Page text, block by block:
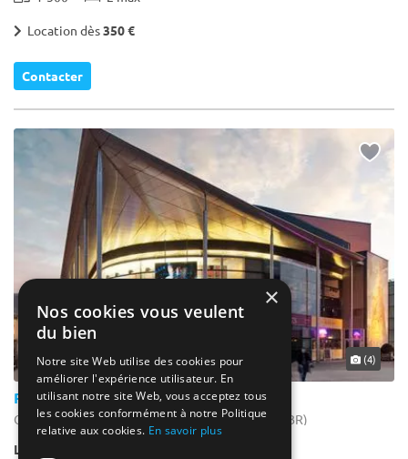
Location dès350 €
Contacter
... 29 km (4)
Pathé Louvain-La-Neuve
Ottignies-Louvain-la-Neuve - Brabant wallon (WBR)
Lieu Atypique / Cinéma
×
Nos cookies vous veulent
du bien
Notre site Web utilise des cookies pour
améliorer l'expérience utilisateur. En
utilisant notre site Web, vous acceptez tous
les cookies conformément à notre Politique
relative aux cookies. En savoir plus